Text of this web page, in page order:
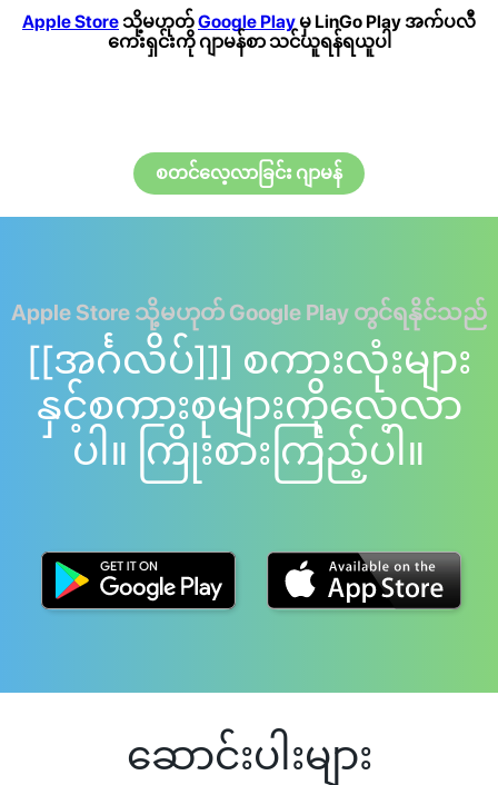
Apple Storeသို့မဟုတ်Google Play မှ LinGo Play အက်ပလီ
ကေးရှင်းကို ဂျာမန်စာ သင်ယူရန်ရယူပါ
စတင်လေ့လာခြင်း ဂျာမန်
Apple Store သို့မဟုတ် Google Play တွင်ရနိုင်သည်
[[အင်္ဂလိပ်]]] စကားလုံးများ
နှင့်စကားစုများကိုလေ့လာ
ပါ။ ကြိုးစားကြည့်ပါ။
ဆောင်းပါးများ